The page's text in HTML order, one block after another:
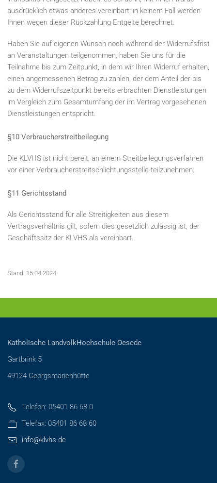
ausdrücklich etwas anderes vereinbart; in keinem Fall werden
Ihnen wegen dieser Rückzahlung Entgelte berechnet.
Haben Sie auf eigenen Wunsch noch während der Widerrufsfrist
an Veranstaltungen teilgenommen, haben Sie uns für die
Teilnahme bis zum Zeitpunkt, in dem wir Ihren Widerruf erhalten,
einen angemessenen Betrag zu zahlen, der dem Anteil der bis
zu dem Widerrufszeitpunkt bereits erbrachten Dienstleistungen
im Vergleich zum Gesamtumfang der im Vertrag vorgesehenen
Dienstleistungen entspricht.
§10 Verbraucherstreitbeilegung
Die KLVHS ist nicht bereit, an einem Streitbeilegungsverfahren
vor einer Verbraucherstreitschlichtungsstelle teilzunehmen.
§11 Gerichtsstand
Als Gerichtsstand für alle Streitigkeiten aus diesem
Vertragsverhältnis gilt, sofern dies gesetzlich zulässig ist, der
Geschäftssitz der KLVHS als vereinbart.
Stand: 15.04.2024
Katholische LandvolkHochschule Oesede
Gartbrink 5
49124 Georgsmarienhütte
Telefon: 05401 86 68 0
Telefax: 05401 86 68 60
info@klvhs.de